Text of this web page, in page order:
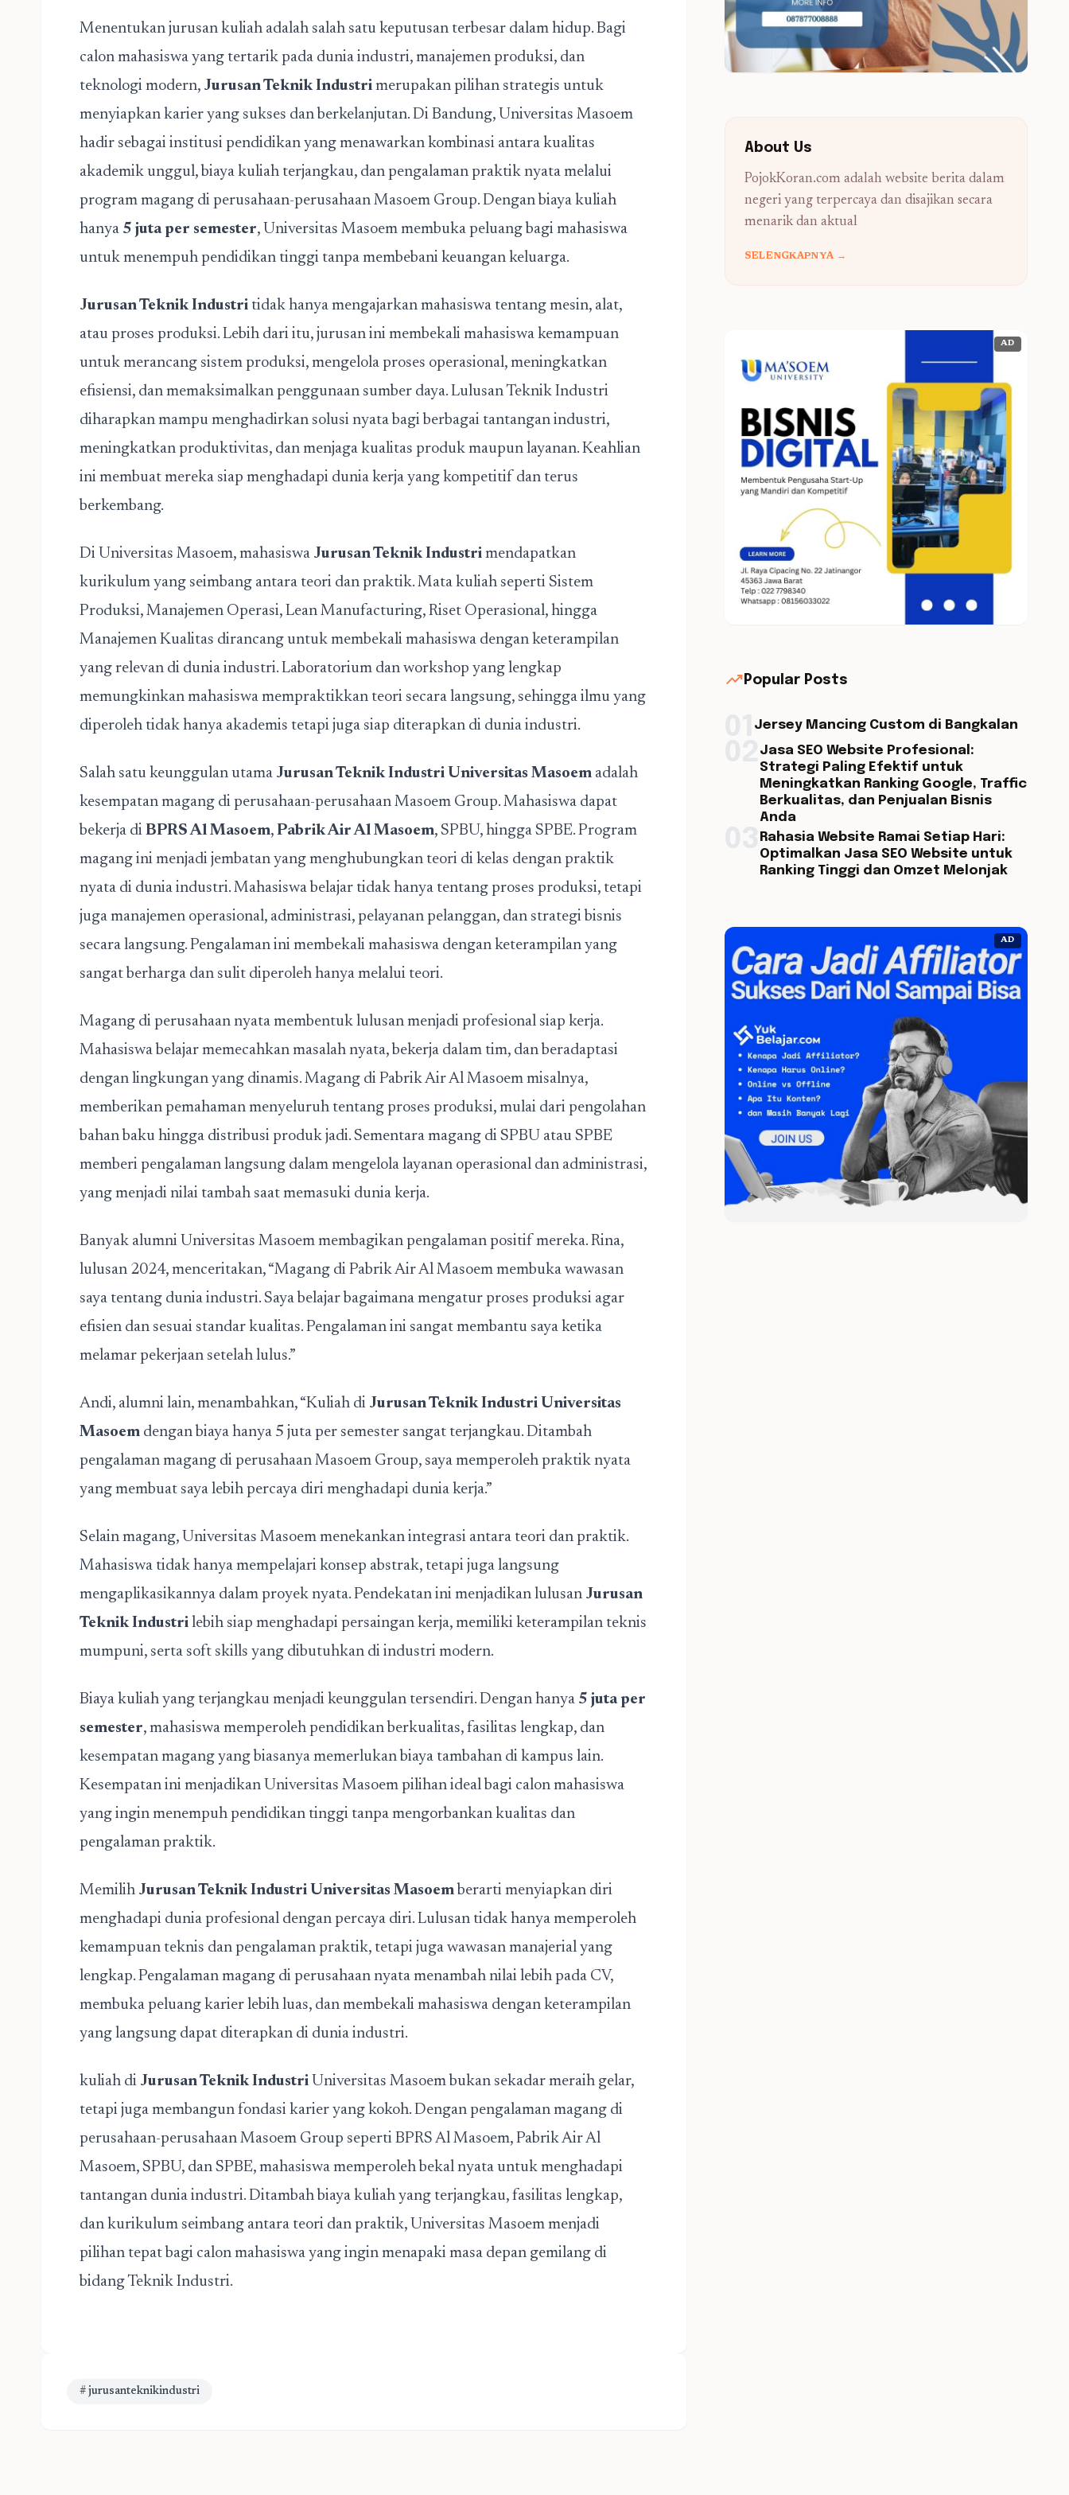
Menentukan jurusan kuliah adalah salah satu keputusan terbesar dalam hidup. Bagi
calon mahasiswa yang tertarik pada dunia industri, manajemen produksi, dan
teknologi modern, Jurusan Teknik Industri merupakan pilihan strategis untuk
menyiapkan karier yang sukses dan berkelanjutan. Di Bandung, Universitas Masoem
hadir sebagai institusi pendidikan yang menawarkan kombinasi antara kualitas
akademik unggul, biaya kuliah terjangkau, dan pengalaman praktik nyata melalui
program magang di perusahaan-perusahaan Masoem Group. Dengan biaya kuliah
hanya 5 juta per semester, Universitas Masoem membuka peluang bagi mahasiswa
untuk menempuh pendidikan tinggi tanpa membebani keuangan keluarga.
Jurusan Teknik Industri tidak hanya mengajarkan mahasiswa tentang mesin, alat,
atau proses produksi. Lebih dari itu, jurusan ini membekali mahasiswa kemampuan
untuk merancang sistem produksi, mengelola proses operasional, meningkatkan
efisiensi, dan memaksimalkan penggunaan sumber daya. Lulusan Teknik Industri
diharapkan mampu menghadirkan solusi nyata bagi berbagai tantangan industri,
meningkatkan produktivitas, dan menjaga kualitas produk maupun layanan. Keahlian
ini membuat mereka siap menghadapi dunia kerja yang kompetitif dan terus
berkembang.
Di Universitas Masoem, mahasiswa Jurusan Teknik Industri mendapatkan
kurikulum yang seimbang antara teori dan praktik. Mata kuliah seperti Sistem
Produksi, Manajemen Operasi, Lean Manufacturing, Riset Operasional, hingga
Manajemen Kualitas dirancang untuk membekali mahasiswa dengan keterampilan
yang relevan di dunia industri. Laboratorium dan workshop yang lengkap
memungkinkan mahasiswa mempraktikkan teori secara langsung, sehingga ilmu yang
diperoleh tidak hanya akademis tetapi juga siap diterapkan di dunia industri.
Salah satu keunggulan utama Jurusan Teknik Industri Universitas Masoem adalah
kesempatan magang di perusahaan-perusahaan Masoem Group. Mahasiswa dapat
bekerja di BPRS Al Masoem, Pabrik Air Al Masoem, SPBU, hingga SPBE. Program
magang ini menjadi jembatan yang menghubungkan teori di kelas dengan praktik
nyata di dunia industri. Mahasiswa belajar tidak hanya tentang proses produksi, tetapi
juga manajemen operasional, administrasi, pelayanan pelanggan, dan strategi bisnis
secara langsung. Pengalaman ini membekali mahasiswa dengan keterampilan yang
sangat berharga dan sulit diperoleh hanya melalui teori.
Magang di perusahaan nyata membentuk lulusan menjadi profesional siap kerja.
Mahasiswa belajar memecahkan masalah nyata, bekerja dalam tim, dan beradaptasi
dengan lingkungan yang dinamis. Magang di Pabrik Air Al Masoem misalnya,
memberikan pemahaman menyeluruh tentang proses produksi, mulai dari pengolahan
bahan baku hingga distribusi produk jadi. Sementara magang di SPBU atau SPBE
memberi pengalaman langsung dalam mengelola layanan operasional dan administrasi,
yang menjadi nilai tambah saat memasuki dunia kerja.
Banyak alumni Universitas Masoem membagikan pengalaman positif mereka. Rina,
lulusan 2024, menceritakan, “Magang di Pabrik Air Al Masoem membuka wawasan
saya tentang dunia industri. Saya belajar bagaimana mengatur proses produksi agar
efisien dan sesuai standar kualitas. Pengalaman ini sangat membantu saya ketika
melamar pekerjaan setelah lulus.”
Andi, alumni lain, menambahkan, “Kuliah di Jurusan Teknik Industri Universitas
Masoem dengan biaya hanya 5 juta per semester sangat terjangkau. Ditambah
pengalaman magang di perusahaan Masoem Group, saya memperoleh praktik nyata
yang membuat saya lebih percaya diri menghadapi dunia kerja.”
Selain magang, Universitas Masoem menekankan integrasi antara teori dan praktik.
Mahasiswa tidak hanya mempelajari konsep abstrak, tetapi juga langsung
mengaplikasikannya dalam proyek nyata. Pendekatan ini menjadikan lulusan Jurusan
Teknik Industri lebih siap menghadapi persaingan kerja, memiliki keterampilan teknis
mumpuni, serta soft skills yang dibutuhkan di industri modern.
Biaya kuliah yang terjangkau menjadi keunggulan tersendiri. Dengan hanya 5 juta per
semester, mahasiswa memperoleh pendidikan berkualitas, fasilitas lengkap, dan
kesempatan magang yang biasanya memerlukan biaya tambahan di kampus lain.
Kesempatan ini menjadikan Universitas Masoem pilihan ideal bagi calon mahasiswa
yang ingin menempuh pendidikan tinggi tanpa mengorbankan kualitas dan
pengalaman praktik.
Memilih Jurusan Teknik Industri Universitas Masoem berarti menyiapkan diri
menghadapi dunia profesional dengan percaya diri. Lulusan tidak hanya memperoleh
kemampuan teknis dan pengalaman praktik, tetapi juga wawasan manajerial yang
lengkap. Pengalaman magang di perusahaan nyata menambah nilai lebih pada CV,
membuka peluang karier lebih luas, dan membekali mahasiswa dengan keterampilan
yang langsung dapat diterapkan di dunia industri.
kuliah di Jurusan Teknik Industri Universitas Masoem bukan sekadar meraih gelar,
tetapi juga membangun fondasi karier yang kokoh. Dengan pengalaman magang di
perusahaan-perusahaan Masoem Group seperti BPRS Al Masoem, Pabrik Air Al
Masoem, SPBU, dan SPBE, mahasiswa memperoleh bekal nyata untuk menghadapi
tantangan dunia industri. Ditambah biaya kuliah yang terjangkau, fasilitas lengkap,
dan kurikulum seimbang antara teori dan praktik, Universitas Masoem menjadi
pilihan tepat bagi calon mahasiswa yang ingin menapaki masa depan gemilang di
bidang Teknik Industri.
# jurusanteknikindustri
About Us
PojokKoran.com adalah website berita dalam
negeri yang terpercaya dan disajikan secara
menarik dan aktual
SELENGKAPNYA →
AD
trending_up Popular Posts
Jersey Mancing Custom di Bangkalan
Jasa SEO Website Profesional:
Strategi Paling Efektif untuk
Meningkatkan Ranking Google, Traffic
Berkualitas, dan Penjualan Bisnis
Anda
Rahasia Website Ramai Setiap Hari:
Optimalkan Jasa SEO Website untuk
Ranking Tinggi dan Omzet Melonjak
AD